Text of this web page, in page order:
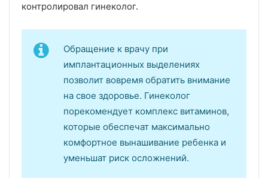
контролировал гинеколог.
Обращение к врачу при
имплантационных выделениях
позволит вовремя обратить внимание
на свое здоровье. Гинеколог
порекомендует комплекс витаминов,
которые обеспечат максимально
комфортное вынашивание ребенка и
уменьшат риск осложнений.